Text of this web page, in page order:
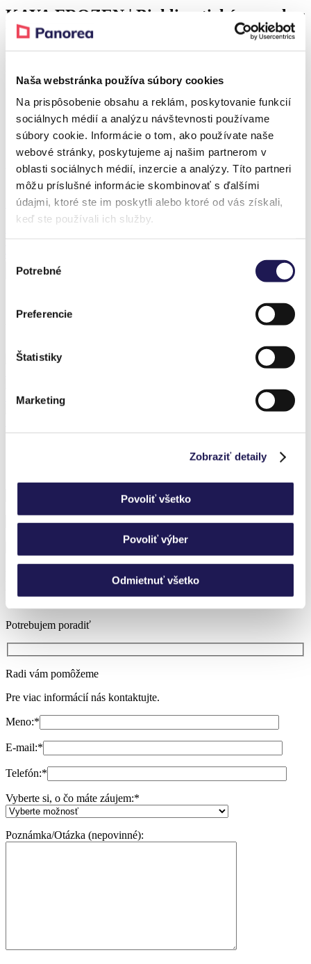
Naša webstránka používa súbory cookies
Na prispôsobenie obsahu a reklám, poskytovanie funkcií
sociálnych médií a analýzu návštevnosti používame
súbory cookie. Informácie o tom, ako používate naše
webové stránky, poskytujeme aj našim partnerom v
oblasti sociálnych médií, inzercie a analýzy. Títo partneri
môžu príslušné informácie skombinovať s ďalšími
údajmi, ktoré ste im poskytli alebo ktoré od vás získali,
keď ste používali ich služby.
súhlasu
Potrebné
Preferencie
Štatistiky
Marketing
Zobraziť detaily
Povoliť všetko
Povoliť výber
Odmietnuť všetko
KAYA FROZEN | Bioklimatická pergola s
bočným posuvným zasklením / Vyškov
Realization – Vyškov
Realization – Vyškov
Produkt z realizácie
Zľava 37 %
KAYA FROZEN
Bioklimatická pergola s bočným posuvným zasklením
FROZEN | Sezónna hliníková zimná záhrada / Zlín
Neviete si vybrať?
Nechajte si poradiť.
Potrebujem poradiť
Radi vám pomôžeme
Pre viac informácií nás kontaktujte.
Meno:*
E-mail:*
Telefón:*
Vyberte si, o čo máte záujem:*
Poznámka/Otázka (nepovinné):